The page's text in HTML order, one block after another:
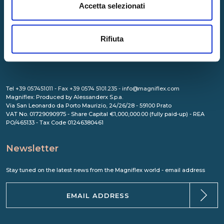
Accetta selezionati
Rifiuta
Tel +39 057451011 - Fax +39 0574 5101.235 - info@magniflex.com
Magniflex: Produced by Alessanderx S.p.a.
Via San Leonardo da Porto Maurizio, 24/26/28 - 59100 Prato
VAT No. 01729090975 - Share Capital €1,000,000.00 (fully paid-up) - REA
PO/465133 - Tax Code 01246380461
Newsletter
Stay tuned on the latest news from the Magniflex world - email address